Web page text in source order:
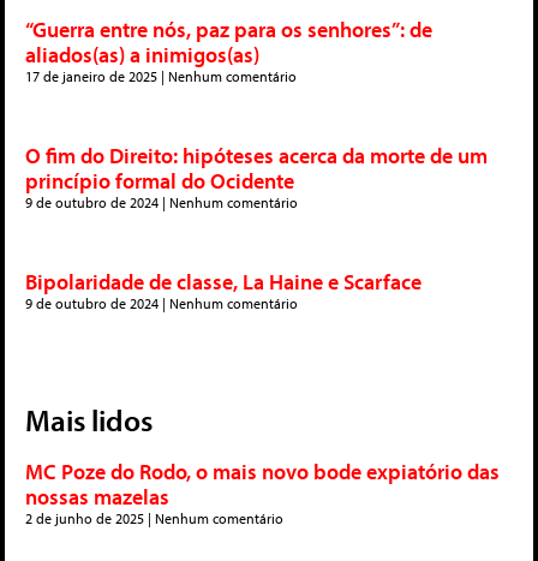
“Guerra entre nós, paz para os senhores”: de
aliados(as) a inimigos(as)
17 de janeiro de 2025 Nenhum comentário
O fim do Direito: hipóteses acerca da morte de um
princípio formal do Ocidente
9 de outubro de 2024 Nenhum comentário
Bipolaridade de classe, La Haine e Scarface
9 de outubro de 2024 Nenhum comentário
Mais lidos
MC Poze do Rodo, o mais novo bode expiatório das
nossas mazelas
2 de junho de 2025 Nenhum comentário